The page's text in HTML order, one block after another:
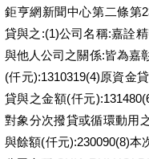
鉅亨網新聞中心第二條第
貸與之:(1)公司名稱:嘉詮
與他人公司之關係:皆為嘉
(仟元):1310319(4)原資金
貸與之金額(仟元
對象分次撥貸或循環動用
與餘額(仟元):230090(8)本